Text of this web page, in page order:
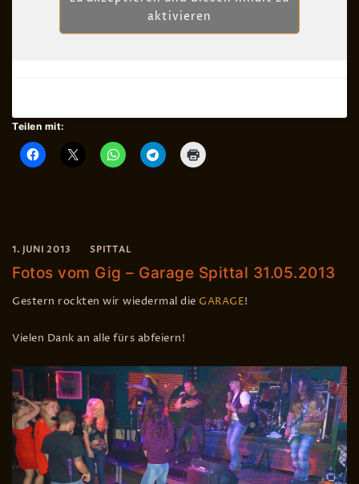
aktivieren
Teilen mit:
1. JUNI 2013 SPITTAL
Fotos vom Gig – Garage Spittal 31.05.2013
Gestern rockten wir wiedermal die GARAGE!
Vielen Dank an alle fürs abfeiern!